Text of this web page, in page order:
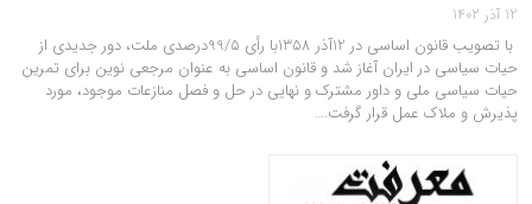
12 آذر 1402
‌ با تصویب قانون اساسی در 12آذر 1358با رأی 99/5درصدی ملت، دور جدیدی از
حیات سیاسی در ایران آغاز شد و قانون اساسی به عنوان مرجعی نوین برای تمرین
حیات سیاسی ملی و داور مشترک و نهایی در حل و فصل منازعات موجود، مورد
پذیرش و ملاک عمل قرار گرفت.…